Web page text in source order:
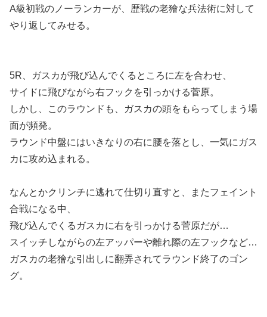
A級初戦のノーランカーが、歴戦の老獪な兵法術に対して
やり返してみせる。
5R、ガスカが飛び込んでくるところに左を合わせ、
サイドに飛びながら右フックを引っかける菅原。
しかし、このラウンドも、ガスカの頭をもらってしまう場
面が頻発。
ラウンド中盤にはいきなりの右に腰を落とし、一気にガス
カに攻め込まれる。
なんとかクリンチに逃れて仕切り直すと、またフェイント
合戦になる中、
飛び込んでくるガスカに右を引っかける菅原だが…
スイッチしながらの左アッパーや離れ際の左フックなど…
ガスカの老獪な引出しに翻弄されてラウンド終了のゴン
グ。